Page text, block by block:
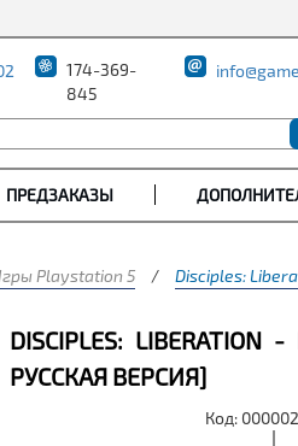
174-369-
845
ПРЕДЗАКАЗЫ
Playstation 5 / Disciples:
DISCIPLES: LIBERATION
РУССКАЯ ВЕРСИЯ]
Код: